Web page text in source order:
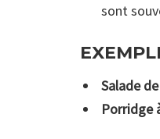
sont
Salade
Porridge